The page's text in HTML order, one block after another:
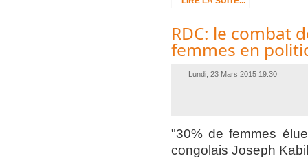
RDC: le combat
femmes en
Lundi, 23 Mars 2015 19:30
"30% de femmes
congolais Joseph